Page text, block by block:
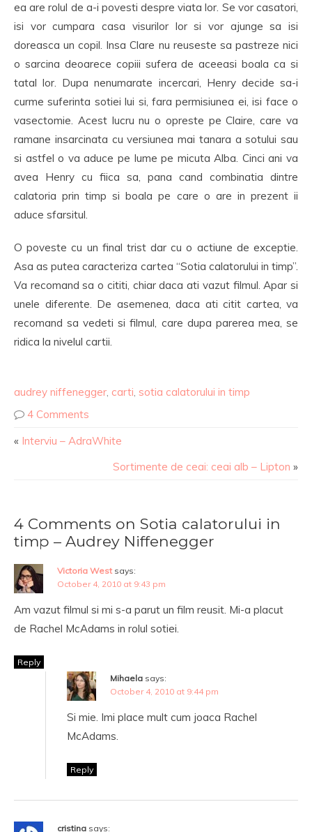
ea are rolul de a-i povesti despre viata lor. Se vor casatori,
isi vor cumpara casa visurilor lor si vor ajunge sa isi
doreasca un copil. Insa Clare nu reuseste sa pastreze nici
o sarcina deoarece copiii sufera de aceeasi boala ca si
tatal lor. Dupa nenumarate incercari, Henry decide sa-i
curme suferinta sotiei lui si, fara permisiunea ei, isi face o
vasectomie. Acest lucru nu o opreste pe Claire, care va
ramane insarcinata cu versiunea mai tanara a sotului sau
si astfel o va aduce pe lume pe micuta Alba. Cinci ani va
avea Henry cu fiica sa, pana cand combinatia dintre
calatoria prin timp si boala pe care o are in prezent ii
aduce sfarsitul.
O poveste cu un final trist dar cu o actiune de exceptie.
Asa as putea caracteriza cartea “Sotia calatorului in timp”.
Va recomand sa o cititi, chiar daca ati vazut filmul. Apar si
unele diferente. De asemenea, daca ati citit cartea, va
recomand sa vedeti si filmul, care dupa parerea mea, se
ridica la nivelul cartii.
audrey niffenegger, carti, sotia calatorului in timp
4 Comments
« Interviu – AdraWhite
Sortimente de ceai: ceai alb – Lipton »
4 Comments on Sotia calatorului in
timp – Audrey Niffenegger
Victoria West says:
October 4, 2010 at 9:43 pm
Am vazut filmul si mi s-a parut un film reusit. Mi-a placut
de Rachel McAdams in rolul sotiei.
Reply
Mihaela says:
October 4, 2010 at 9:44 pm
Si mie. Imi place mult cum joaca Rachel
McAdams.
Reply
cristina says: